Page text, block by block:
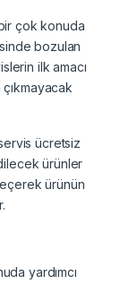
çok konuda
bozulan
ilk amacı
ücretsiz
ürünler
ürünün
yardımcı